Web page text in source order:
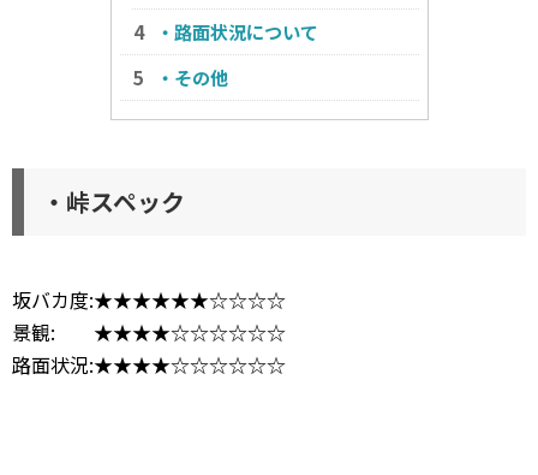
・路面状況について
・その他
・峠スペック
坂バカ度:★★★★★★☆☆☆☆
景観: ★★★★☆☆☆☆☆☆
路面状況:★★★★☆☆☆☆☆☆